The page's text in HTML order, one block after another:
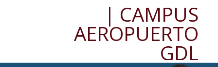
| CAMPUS
AEROPUERTO
GDL